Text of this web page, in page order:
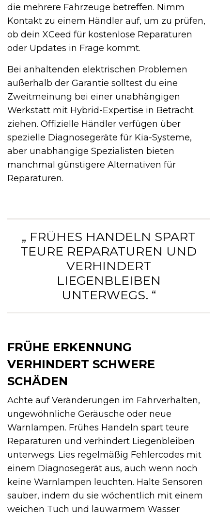
die mehrere Fahrzeuge betreffen. Nimm
Kontakt zu einem Händler auf, um zu prüfen,
ob dein XCeed für kostenlose Reparaturen
oder Updates in Frage kommt.
Bei anhaltenden elektrischen Problemen
außerhalb der Garantie solltest du eine
Zweitmeinung bei einer unabhängigen
Werkstatt mit Hybrid-Expertise in Betracht
ziehen. Offizielle Händler verfügen über
spezielle Diagnosegeräte für Kia-Systeme,
aber unabhängige Spezialisten bieten
manchmal günstigere Alternativen für
Reparaturen.
„ FRÜHES HANDELN SPART
TEURE REPARATUREN UND
VERHINDERT
LIEGENBLEIBEN
UNTERWEGS. “
FRÜHE ERKENNUNG
VERHINDERT SCHWERE
SCHÄDEN
Achte auf Veränderungen im Fahrverhalten,
ungewöhnliche Geräusche oder neue
Warnlampen. Frühes Handeln spart teure
Reparaturen und verhindert Liegenbleiben
unterwegs. Lies regelmäßig Fehlercodes mit
einem Diagnosegerät aus, auch wenn noch
keine Warnlampen leuchten. Halte Sensoren
sauber, indem du sie wöchentlich mit einem
weichen Tuch und lauwarmem Wasser